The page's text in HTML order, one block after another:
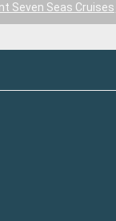
Seven Seas Cruises